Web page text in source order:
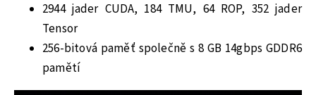
2944 jader CUDA, 184 TMU, 64 ROP, 352 jader
Tensor
256-bitová paměť společně s 8 GB 14gbps GDDR6
pamětí